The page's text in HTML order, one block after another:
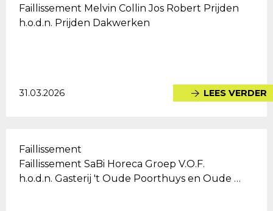
Faillissement Melvin Collin Jos Robert Prijden
h.o.d.n. Prijden Dakwerken
31.03.2026 LEES VERDER
Faillissement
Faillissement SaBi Horeca Groep V.O.F.
h.o.d.n. Gasterij 't Oude Poorthuys en Oude …